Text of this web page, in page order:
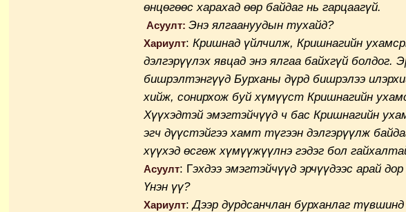
өнцөгөөс харахад өөр байдаг нь гарцаагүй.
Асуулт: Энэ ялгаануудын тухайд?
Хариулт: Кришнад үйлчилж, Кришнагийн
дэлгэрүүлэх явцад энэ ялгаа байхгүй болдог.
бишрэлтэнгүүд Бурханы дүрд бишрэлээ
хийж, сонирхож буй хүмүүст Кришнагийн
Хүүхэдтэй эмэгтэйчүүд ч бас Кришнагийн
эгч дүүстэйгээ хамт түгээн дэлгэрүүлж
хүүхэд өсгөж хүмүүжүүлнэ гэдэг бол
Асуулт: Гэхдээ эмэгтэйчүүд эрчүүдээс арай
Үнэн үү?
Хариулт:Дээр дурдсанчлан бурханлаг